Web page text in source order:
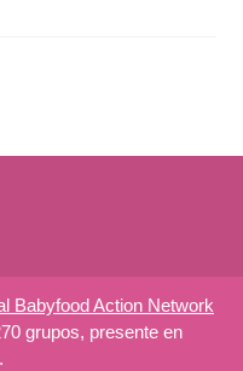
Babyfood Action Network
grupos, presente en